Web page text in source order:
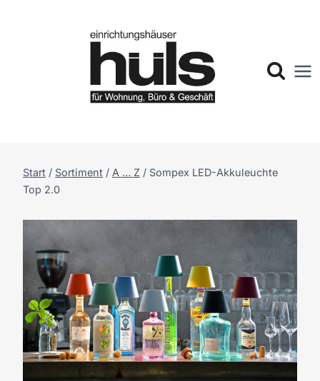
Start / Sortiment / A … Z / Sompex LED-Akkuleuchte
Top 2.0